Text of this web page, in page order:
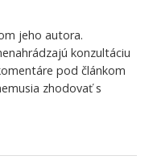
jeho autora.
konzultáciu
pod článkom
zhodovať s